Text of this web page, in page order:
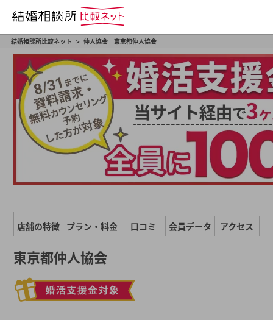
結婚相談所比較ネット > 仲人協会 東京都仲人協会
店舗の特徴 プラン・料金 口コミ 会員データ アクセス
東京都仲人協会